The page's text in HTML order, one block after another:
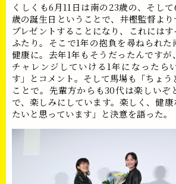
くしくも6月11日は南の23歳の、そし
歳の誕生日ということで、井樫監督よ
プレゼントすることになり、これには
ふたり。そこで1年の抱負を尋ねられ
健康に。去年1年もそうだったんですが
チャレンジしていける1年になったら
す」とコメント。そして馬場も「ちょう
ことで。先輩方からも30代は楽しいぞ
で、楽しみにしています。楽しく、健
たいと思っています」と決意を語った。